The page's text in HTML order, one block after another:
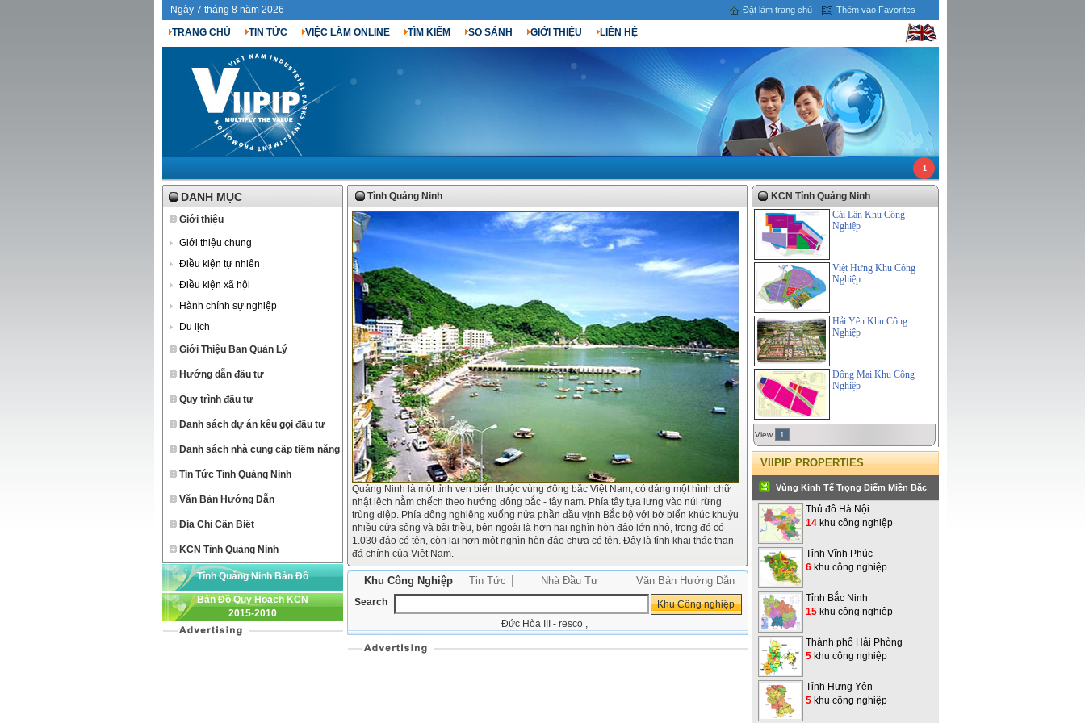
Ngày 7 tháng 8 năm 2026 Đặt làm trang chủ Thêm vào Favorites
TRANG CHỦ TIN TỨC VIỆC LÀM ONLINE TÌM KIẾM SO SÁNH GIỚI THIỆU LIÊN HỆ
1
DANH MỤC
Giới thiệu
Giới thiệu chung
Điều kiện tự nhiên
Điều kiện xã hội
Hành chính sự nghiệp
Du lịch
Giới Thiệu Ban Quản Lý
Hướng dẫn đầu tư
Quy trình đầu tư
Danh sách dự án kêu gọi đầu tư
Danh sách nhà cung cấp tiềm năng
Tin Tức Tỉnh Quảng Ninh
Văn Bản Hướng Dẫn
Địa Chỉ Cần Biết
KCN Tỉnh Quảng Ninh
Tỉnh Quảng Ninh Bản Đồ
Bản Đồ Quy Hoạch KCN
2015-2010
Tỉnh Quảng Ninh
Quảng Ninh là một tỉnh ven biển thuộc vùng đông bắc Việt Nam, có dáng một hình chữ
nhật lệch nằm chếch theo hướng đông bắc - tây nam. Phía tây tựa lưng vào núi rừng
trùng điệp. Phía đông nghiêng xuống nửa phần đầu vịnh Bắc bộ với bờ biển khúc khuỷu
nhiều cửa sông và bãi triều, bên ngoài là hơn hai nghìn hòn đảo lớn nhỏ, trong đó có
1.030 đảo có tên, còn lại hơn một nghìn hòn đảo chưa có tên. Đây là tỉnh khai thác than
đá chính của Việt Nam.
Khu Công Nghiệp Tin Tức Nhà Đầu Tư Văn Bản Hướng Dẫn
Search
Đức Hòa III - resco ,
KCN Tỉnh Quảng Ninh
Cái Lân Khu Công
Nghiệp
Việt Hưng Khu Công
Nghiệp
Hải Yên Khu Công
Nghiệp
Đông Mai Khu Công
Nghiệp
View 1
VIIPIP PROPERTIES
Vùng Kinh Tế Trọng Điểm Miền Bắc
Thủ đô Hà Nội
14 khu công nghiệp
Tỉnh Vĩnh Phúc
6 khu công nghiệp
Tỉnh Bắc Ninh
15 khu công nghiệp
Thành phố Hải Phòng
5 khu công nghiệp
Tỉnh Hưng Yên
5 khu công nghiệp